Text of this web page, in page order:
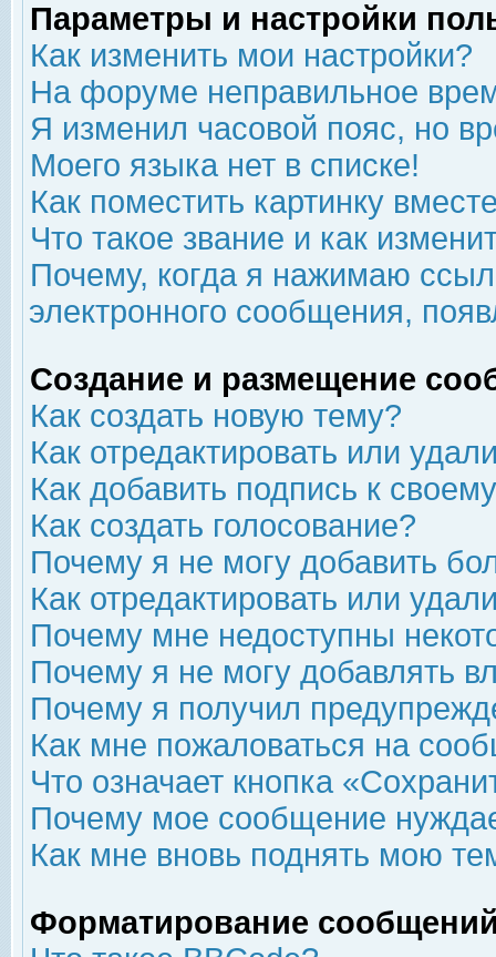
Параметры и настройки
Как изменить мои настройки?
На форуме неправильное
Я изменил часовой пояс, но
Моего языка нет в списке!
Как поместить картинку
Что такое звание и как
Почему, когда я нажимаю
электронного сообщения,
Создание и размещение
Как создать новую тему?
Как отредактировать или
Как добавить подпись к
Как создать голосование?
Почему я не могу добавить
Как отредактировать или
Почему мне недоступны
Почему я не могу добавлять
Почему я получил
Как мне пожаловаться на
Что означает кнопка
Почему мое сообщение
Как мне вновь поднять мою
Форматирование